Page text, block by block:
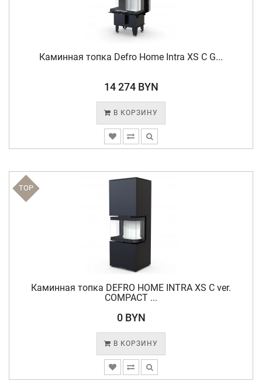
Каминная топка Defro Home Intra XS C G...
14 274 BYN
В КОРЗИНУ
TOP
Каминная топка DEFRO HOME INTRA XS C ver.
COMPACT ...
0 BYN
В КОРЗИНУ